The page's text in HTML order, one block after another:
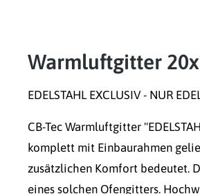
Warmluftgitter
EDELSTAHL EXCLUSIV - NUR
CB-Tec Warmluftgitter
komplett mit Einbaurahmen
zusätzlichen Komfort bedeutet.
eines solchen Ofengitters.